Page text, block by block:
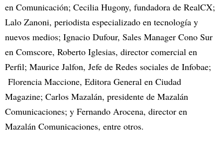
en Comunicación; Cecilia Hugony, fundadora de RealCX;
Lalo Zanoni, periodista especializado en tecnología y
nuevos medios; Ignacio Dufour, Sales Manager Cono Sur
en Comscore, Roberto Iglesias, director comercial en
Perfil; Maurice Jalfon, Jefe de Redes sociales de Infobae;
Florencia Maccione, Editora General en Ciudad
Magazine; Carlos Mazalán, presidente de Mazalán
Comunicaciones; y Fernando Arocena, director en
Mazalán Comunicaciones, entre otros.